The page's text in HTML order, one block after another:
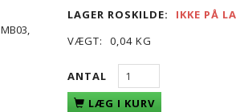
LAGER ROSKILDE:
IKKE PÅ
VÆGT:
0,04 KG
ANTAL
LÆG I KURV